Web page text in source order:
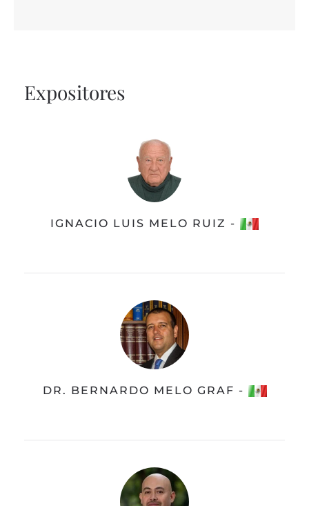
Expositores
IGNACIO LUIS MELO RUIZ -
DR. BERNARDO MELO GRAF -